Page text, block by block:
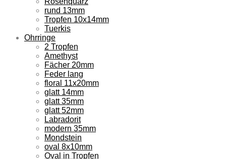
rund 13mm
Tropfen 10x14mm
Tuerkis
Ohrringe
2 Tropfen
Amethyst
Fächer 20mm
Feder lang
floral 11x20mm
glatt 14mm
glatt 35mm
glatt 52mm
Labradorit
modern 35mm
Mondstein
oval 8x10mm
Oval in Tropfen